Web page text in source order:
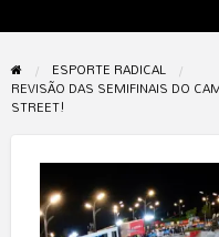
ESPORTE RADICAL
REVISÃO DAS SEMIFINAIS DO
STREET!